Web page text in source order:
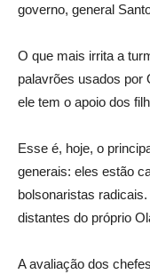
governo, general
O que mais irrita a
palavrões usados por
ele tem o apoio dos
Esse é, hoje, o
generais: eles estão
bolsonaristas
distantes do próprio
A avaliação dos